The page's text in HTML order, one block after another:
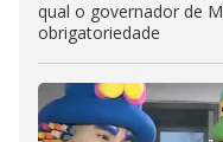
qual o governador de
obrigatoriedade